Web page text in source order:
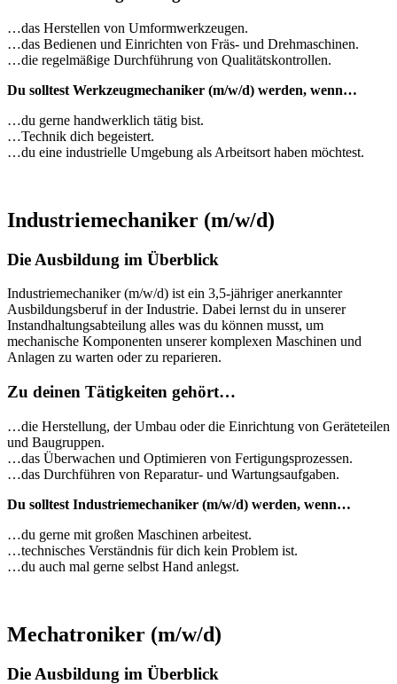
…das Herstellen von Umformwerkzeugen.
…das Bedienen und Einrichten von Fräs- und Drehmaschinen.
…die regelmäßige Durchführung von Qualitätskontrollen.
Du solltest Werkzeugmechaniker (m/w/d) werden, wenn…
…du gerne handwerklich tätig bist.
…Technik dich begeistert.
…du eine industrielle Umgebung als Arbeitsort haben möchtest.
Industriemechaniker (m/w/d)
Die Ausbildung im Überblick
Industriemechaniker (m/w/d) ist ein 3,5-jähriger anerkannter
Ausbildungsberuf in der Industrie. Dabei lernst du in unserer
Instandhaltungsabteilung alles was du können musst, um
mechanische Komponenten unserer komplexen Maschinen und
Anlagen zu warten oder zu reparieren.
Zu deinen Tätigkeiten gehört…
…die Herstellung, der Umbau oder die Einrichtung von Geräteteilen
und Baugruppen.
…das Überwachen und Optimieren von Fertigungsprozessen.
…das Durchführen von Reparatur- und Wartungsaufgaben.
Du solltest Industriemechaniker (m/w/d) werden, wenn…
…du gerne mit großen Maschinen arbeitest.
…technisches Verständnis für dich kein Problem ist.
…du auch mal gerne selbst Hand anlegst.
Mechatroniker (m/w/d)
Die Ausbildung im Überblick